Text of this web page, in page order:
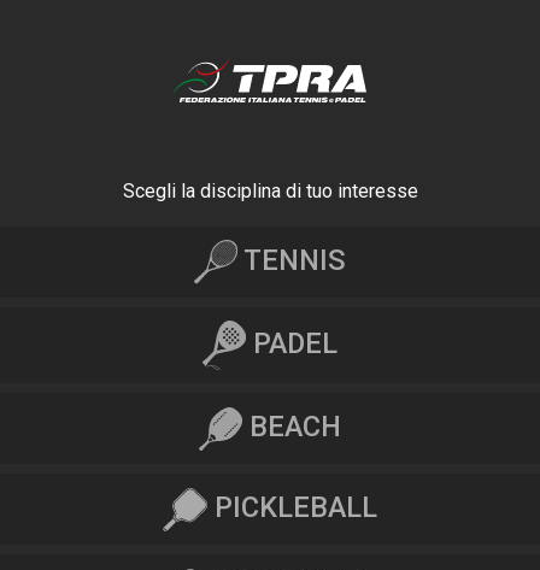
Scegli la disciplina di tuo interesse
TENNIS
PADEL
BEACH
PICKLEBALL